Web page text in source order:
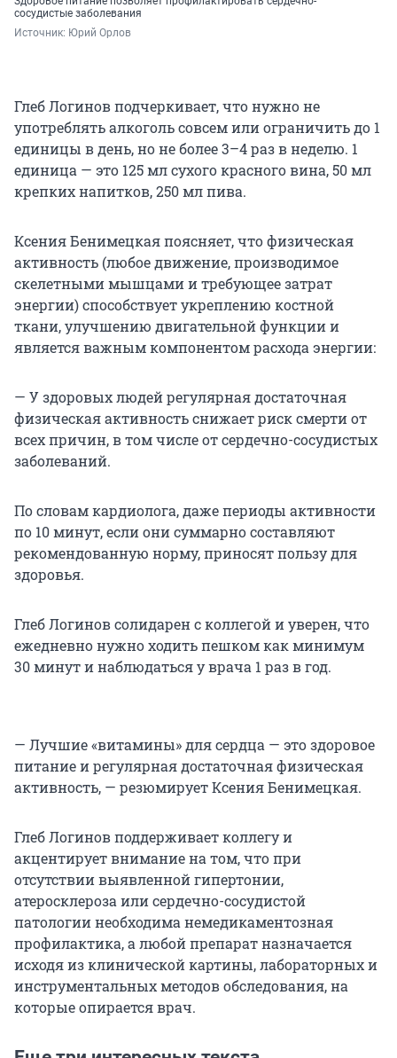
сосудистые заболевания
Источник: Юрий Орлов
Глеб Логинов подчеркивает, что нужно не
употреблять алкоголь совсем или ограничить до 1
единицы в день, но не более 3–4 раз в неделю. 1
единица — это 125 мл сухого красного вина, 50 мл
крепких напитков, 250 мл пива.
Ксения Бенимецкая поясняет, что физическая
активность (любое движение, производимое
скелетными мышцами и требующее затрат
энергии) способствует укреплению костной
ткани, улучшению двигательной функции и
является важным компонентом расхода энергии:
— У здоровых людей регулярная достаточная
физическая активность снижает риск смерти от
всех причин, в том числе от сердечно-сосудистых
заболеваний.
По словам кардиолога, даже периоды активности
по 10 минут, если они суммарно составляют
рекомендованную норму, приносят пользу для
здоровья.
Глеб Логинов солидарен с коллегой и уверен, что
ежедневно нужно ходить пешком как минимум
30 минут и наблюдаться у врача 1 раз в год.
— Лучшие «витамины» для сердца — это здоровое
питание и регулярная достаточная физическая
активность, — резюмирует Ксения Бенимецкая.
Глеб Логинов поддерживает коллегу и
акцентирует внимание на том, что при
отсутствии выявленной гипертонии,
атеросклероза или сердечно-сосудистой
патологии необходима немедикаментозная
профилактика, а любой препарат назначается
исходя из клинической картины, лабораторных и
инструментальных методов обследования, на
которые опирается врач.